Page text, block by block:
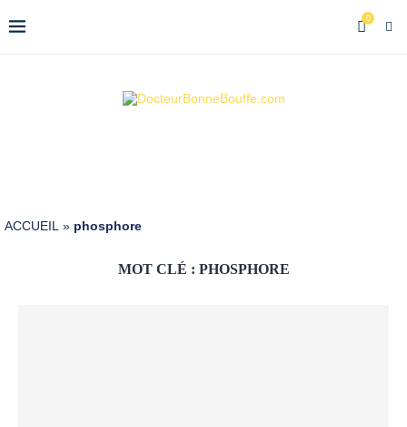
0
ACCUEIL » phosphore
MOT CLÉ : PHOSPHORE